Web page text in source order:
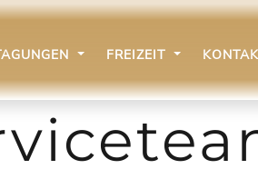
FREIZEIT